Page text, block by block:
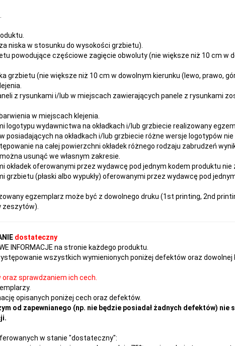
niska w stosunku do wysokości grzbietu).
powodujące częściowe zagięcie obwoluty (nie większe niż 10 cm w
grzbietu (nie większe niż 10 cm w dowolnym kierunku (lewo, prawo,
z rysunkami i/lub w miejscach zawierających panele z rysunkami
w miejscach klejenia.
logotypu wydawnictwa na okładkach i/lub grzbiecie realizowany
posiadających na okładkach i/lub grzbiecie różne wersje logotypów
na całej powierzchni okładek różnego rodzaju zabrudzeń
usunąć we własnym zakresie.
oferowanymi przez wydawcę pod jednym kodem produktu nie
(płaski albo wypukły) oferowanymi przez wydawcę pod
egzemplarz może być z dowolnego druku (1st printing, 2nd
zeszytów).
dostateczny
INFORMACJE na stronie każdego produktu.
wszystkich wymienionych poniżej defektów oraz dowolnej
sprawdzaniem ich cech.
opisanych poniżej cech oraz defektów.
od zapewnianego (np. nie będzie posiadał żadnych defektów) nie
w stanie "dostateczny":